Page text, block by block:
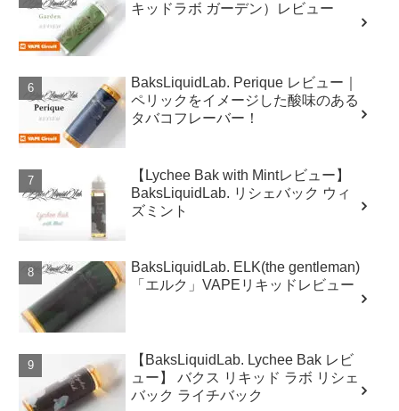
キッドラボ ガーデン）レビュー
BaksLiquidLab. Perique レビュー｜
ペリックをイメージした酸味のある
タバコフレーバー！
【Lychee Bak with Mintレビュー】
BaksLiquidLab. リシェバック ウィ
ズミント
BaksLiquidLab. ELK(the gentleman)
「エルク」VAPEリキッドレビュー
【BaksLiquidLab. Lychee Bak レビ
ュー】 バクス リキッド ラボ リシェ
バック ライチバック